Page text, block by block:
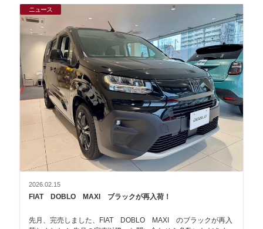
ニュース
2026.02.15
FIAT DOBLO MAXI ブラックが再入荷！
先月、完売しました、FIAT DOBLO MAXI のブラックが再入